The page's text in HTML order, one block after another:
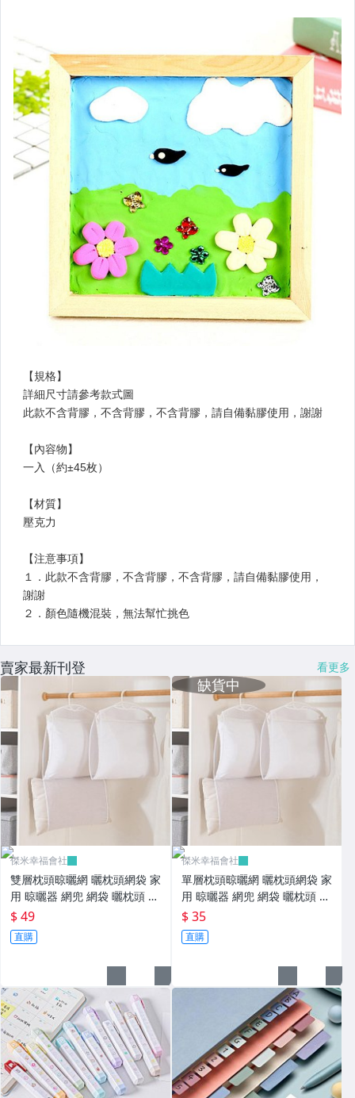
賣家最新刊登 看更多
傑米幸福會社
雙層枕頭晾曬網 曬枕頭網袋 家
用 晾曬器 網兜 網袋 曬枕頭 曬
鞋子 曬抱枕 曬玩偶【JG093
1】《Jami》
$ 49
直購
傑米幸福會社
單層枕頭晾曬網 曬枕頭網袋 家
用 晾曬器 網兜 網袋 曬枕頭 曬
鞋子 曬抱枕 曬玩偶【JG093
0】《Jami》
$ 35
直購